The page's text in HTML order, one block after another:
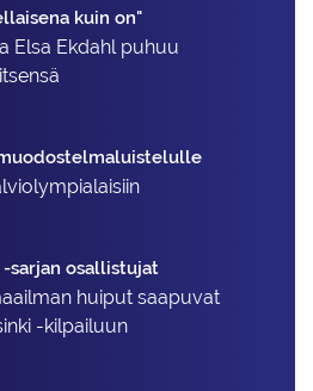
kuin on"
Elsa Ekdahl puhuu
-sarjan osallistujat
huiput saapuvat
-kilpailuun